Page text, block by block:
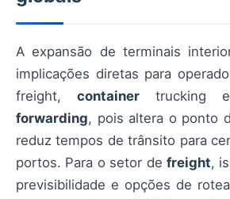
A expansão de terminais
implicações diretas para
freight, container trucking
forwarding, pois altera o ponto
reduz tempos de trânsito para
portos. Para o setor de freight,
previsibilidade e opções de